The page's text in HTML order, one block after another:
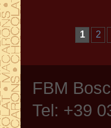
1 2
FBM
Tel: +39